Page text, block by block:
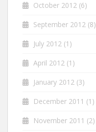
October 2012 (6)
September 2012 (8)
July 2012 (1)
April 2012 (1)
January 2012 (3)
December 2011 (1)
November 2011 (2)